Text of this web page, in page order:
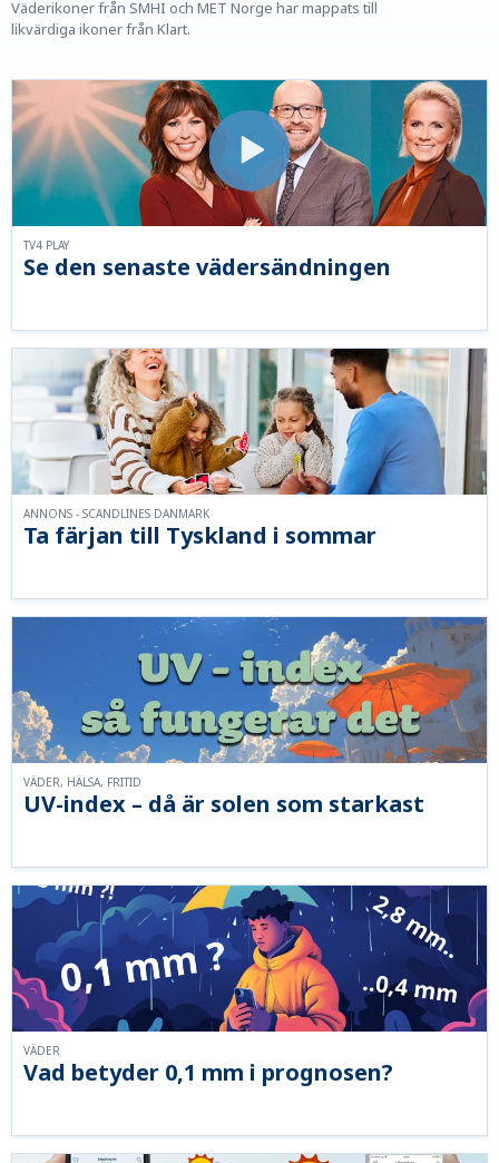
Väderikoner från SMHI och MET Norge har mappats till
likvärdiga ikoner från Klart.
Se den senaste vädersändningen
TV4 PLAY
Ta färjan till Tyskland i sommar
ANNONS - SCANDLINES DANMARK
UV-index – då är solen som starkast
VÄDER, HÄLSA, FRITID
Vad betyder 0,1 mm i prognosen?
VÄDER